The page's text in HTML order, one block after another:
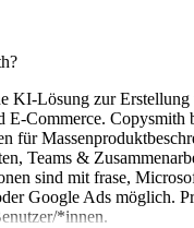
KI-Lösung zur
E-Commerce. Copysmith
für
Teams &
sind mit frase,
Google Ads möglich.
*innen.